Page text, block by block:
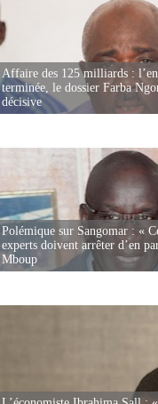
Affaire des 125 milliards :
terminée, le dossier Farba
décisive
Polémique sur Sangomar : «
experts doivent arrêter d’en
Mboup